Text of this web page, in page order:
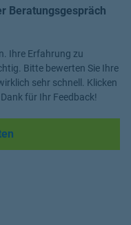
Beratungsgespräch
Ihre Erfahrung zu
Bitte bewerten Sie Ihre
sehr schnell. Klicken
für Ihr Feedback!